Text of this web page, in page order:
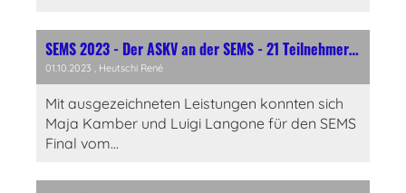
SEMS 2023 - Der ASKV an der SEMS - 21 Teilnehmer, 10 Auszeichnungen, 2 Finalplätze und 2 Podestplätze
01.10.2023 , Heutschi René
Mit ausgezeichneten Leistungen konnten sich
Maja Kamber und Luigi Langone für den SEMS
Final vom...